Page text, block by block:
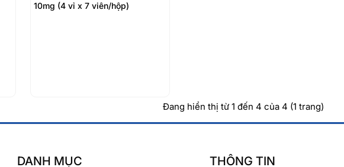
10mg (4 vỉ x 7 viên/hộp)
Đang hiển thị từ 1 đến 4 của 4 (1 trang)
DANH MỤC THÔNG TIN